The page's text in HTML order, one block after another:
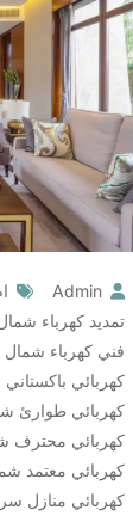
Admin
تمديد كهرباء
فني كهرباء شمال
كهربائي
كهربائي طوارئ
كهربائي محترف
كهربائي معتمد
كهربائي منازل